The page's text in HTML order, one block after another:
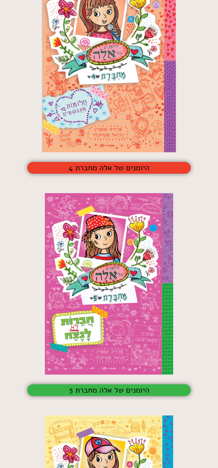
היומנים של אלה מחברת 4
היומנים של אלה מחברת 5